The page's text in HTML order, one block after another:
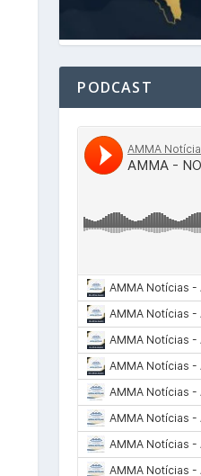
PODCAST